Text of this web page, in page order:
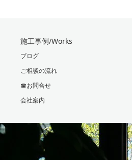
施工事例/Works
ブログ
ご相談の流れ
☎お問合せ
会社案内